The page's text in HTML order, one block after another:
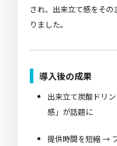
され、出来立て感をそ
りました。
導入後の成果
出来立て炭酸ドリ
感」が話題に
提供時間を短縮 →